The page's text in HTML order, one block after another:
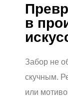
в
Забор не
скучным.
или